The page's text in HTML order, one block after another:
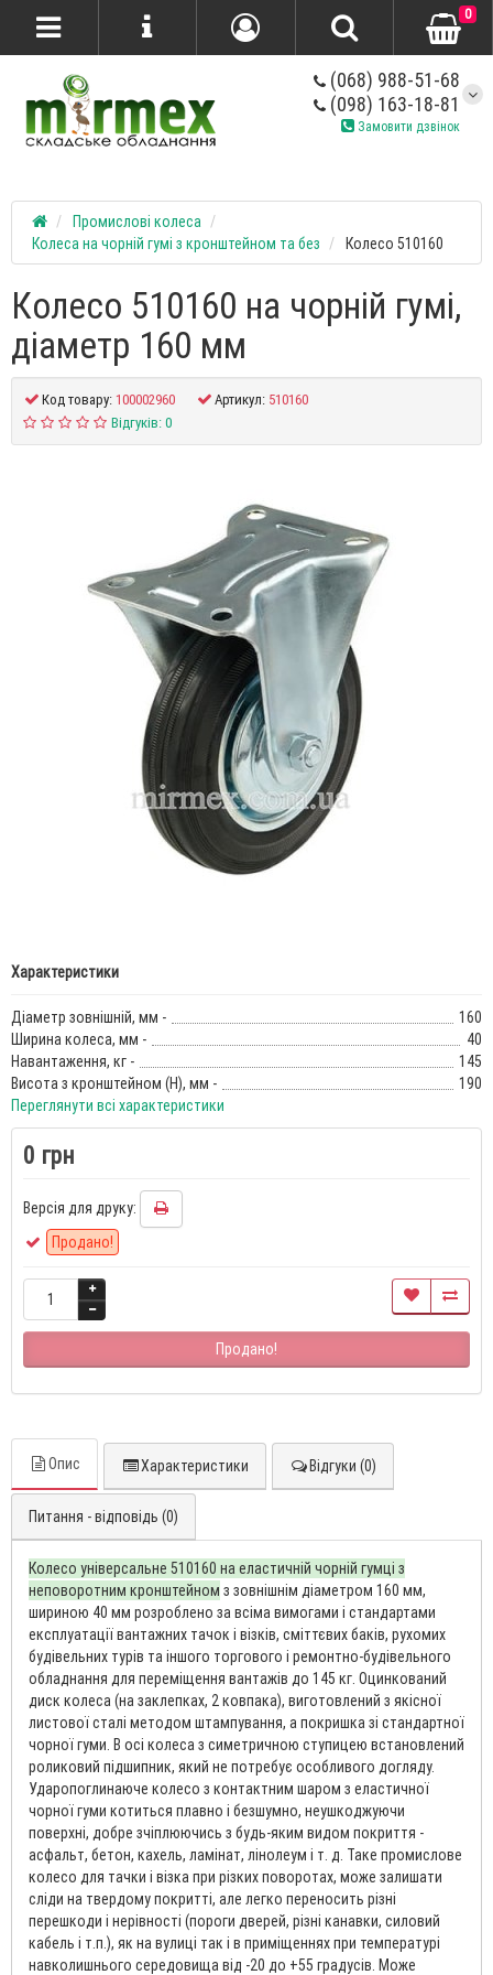
(068) 988-51-68
(098) 163-18-81
Замовити дзвінок
0
Промислові колеса
Колеса на чорній гумі з кронштейном та без
Колесо 510160
Колесо 510160 на чорній гумі,
діаметр 160 мм
Код товару:100002960 Артикул: 510160
Відгуків: 0
Характеристики
Діаметр зовнішній, мм -
160
Ширина колеса, мм -
40
Навантаження, кг -
145
Висота з кронштейном (Н), мм -
190
Переглянути всі характеристики
0 грн
Версія для друку:
Продано!
Продано!
Опис Характеристики Відгуки (0)
Питання - відповідь (0)
Колесо універсальне 510160 на еластичній чорній гумці з
неповоротним кронштейном з зовнішнім діаметром 160 мм,
шириною 40 мм розроблено за всіма вимогами і стандартами
експлуатації вантажних тачок і візків, сміттєвих баків, рухомих
будівельних турів та іншого торгового і ремонтно-будівельного
обладнання для переміщення вантажів до 145 кг. Оцинкований
диск колеса (на заклепках, 2 ковпака), виготовлений з якісної
листової сталі методом штампування, а покришка зі стандартної
чорної гуми. В осі колеса з симетричною ступицею встановлений
роликовий підшипник, який не потребує особливого догляду.
Ударопоглинаюче колесо з контактним шаром з еластичної
чорної гуми котиться плавно і безшумно, неушкоджуючи
поверхні, добре зчіплюючись з будь-яким видом покриття -
асфальт, бетон, кахель, ламінат, лінолеум і т. д. Таке промислове
колесо для тачки і візка при різких поворотах, може залишати
сліди на твердому покритті, але легко переносить різні
перешкоди і нерівності (пороги дверей, різні канавки, силовий
кабель і т.п.), як на вулиці так і в приміщеннях при температурі
навколишнього середовища від -20 до +55 градусів. Може